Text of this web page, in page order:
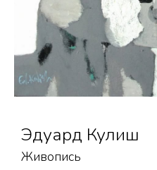
Эдуард Кулиш
Живопись